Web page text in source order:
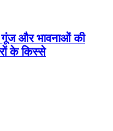
गूंज और भावनाओं की
के किस्से